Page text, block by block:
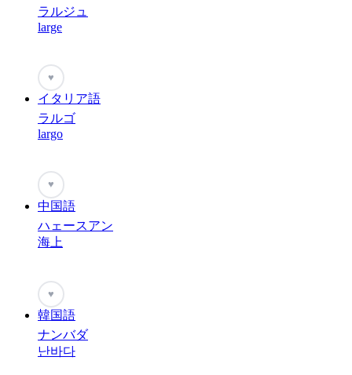
ラルジュ
large
♥
イタリア語
ラルゴ
largo
♥
中国語
ハェースアン
海上
♥
韓国語
ナンバダ
난바다